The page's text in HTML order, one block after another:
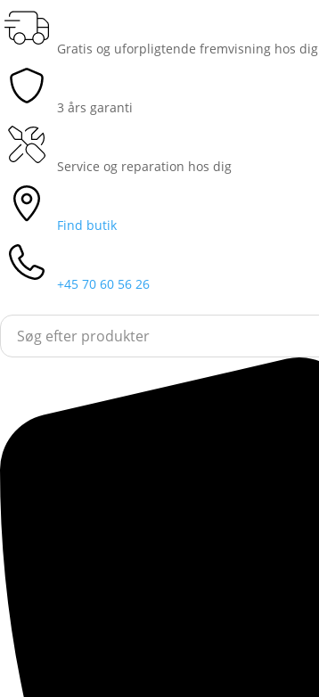
Gratis og uforpligtende fremvisning hos dig
3 års garanti
Service og reparation hos dig
Find butik
+45 70 60 56 26